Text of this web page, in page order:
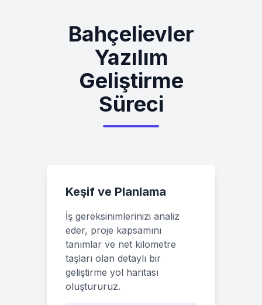
Bahçelievler
Yazılım
Geliştirme
Süreci
Keşif ve Planlama
İş gereksinimlerinizi analiz
eder, proje kapsamını
tanımlar ve net kilometre
taşları olan detaylı bir
geliştirme yol haritası
oluştururuz.